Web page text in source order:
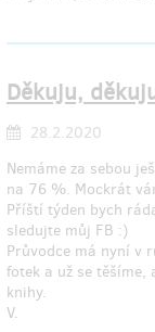
Děkuju,
28.2.2020
Nemáme za sebou
na 76 %. Mockrát
Příští týden bych
sledujte můj FB :)
Průvodce má nyní v
fotek a už se těšíme,
knihy.
V.